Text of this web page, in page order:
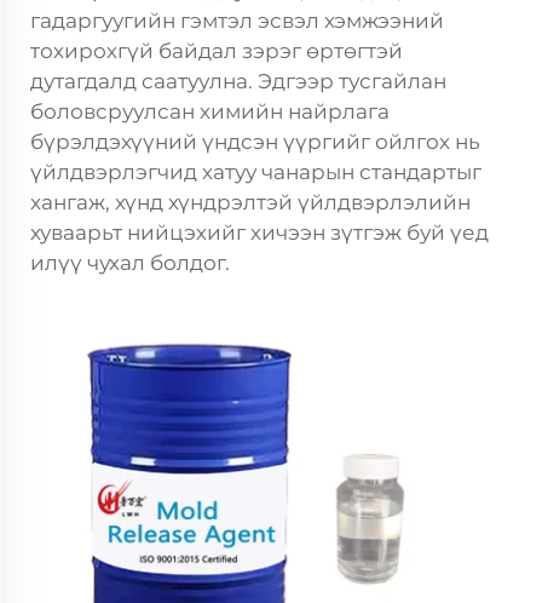
гадаргуугийн гэмтэл эсвэл хэмжээний
тохирохгүй байдал зэрэг өртөгтэй
дутагдалд саатуулна. Эдгээр тусгайлан
боловсруулсан химийн найрлага
бүрэлдэхүүний үндсэн үүргийг ойлгох нь
үйлдвэрлэгчид хатуу чанарын стандартыг
хангаж, хүнд хүндрэлтэй үйлдвэрлэлийн
хуваарьт нийцэхийг хичээн зүтгэж буй үед
илүү чухал болдог.